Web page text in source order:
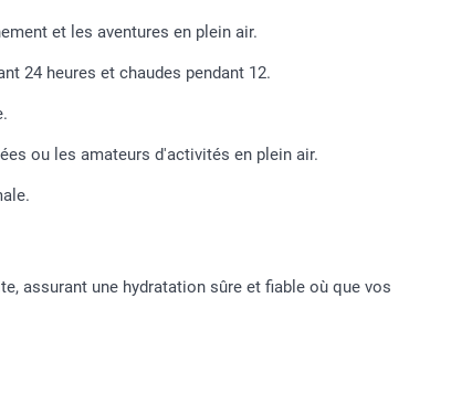
et les aventures en plein air.
24 heures et chaudes pendant 12.
ou les amateurs d'activités en plein air.
assurant une hydratation sûre et fiable où que vos